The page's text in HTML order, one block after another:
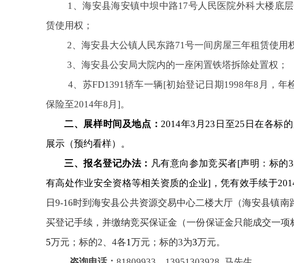
1、海安县海安镇中坝中路17号人民医院外科大楼底
赁使用权；
2、海安县大公镇人民东路71号一间房屋三年租赁使用
3、海安县公安局大院内的一座闲置铁塔拆除处置权；
4、苏FD1391轿车一辆[初始登记日期1998年8月，年
保险至2014年8月]。
二、 展样时间 及地点： 2014年3 月 23 日至25 日在各标
展示 （预约看样）。
三、报名登记办法： 凡有意向参加竞买者[声明：标的
有高处作业安全资格等相关资质的企业] ，凭有效手续于201
日9-16时到海安县公共资源交易中心二楼大厅（海安县镇南
买登记手续，并缴纳竞买保证金（一份保证金只能成交一项
5万元 ；标的2、4各1万元 ；标的3为3万元。